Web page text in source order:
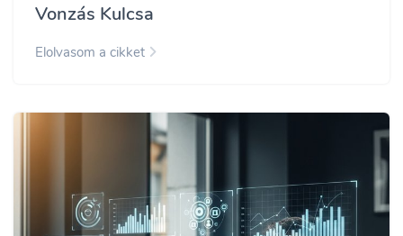
Vonzás Kulcsa
Elolvasom a cikket